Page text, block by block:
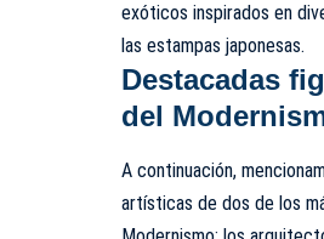
exóticos inspirados en
las estampas japonesas.
Destacadas
del
A continuación,
artísticas de dos de los